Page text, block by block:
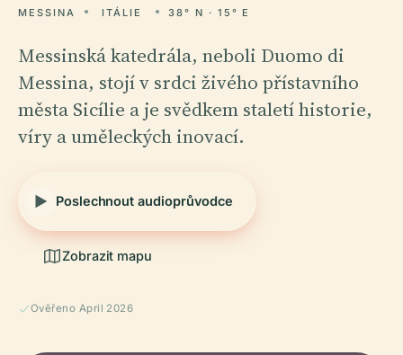
MESSINA ITÁLIE 38° N · 15° E
Messinská katedrála, neboli Duomo di
Messina, stojí v srdci živého přístavního
města Sicílie a je svědkem staletí historie,
víry a uměleckých inovací.
Poslechnout audioprůvodce
Zobrazit mapu
Ověřeno April 2026